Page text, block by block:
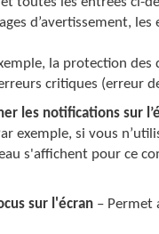
d’avertissement,
la protection
critiques (erreur
les notifications sur
exemple, si vous
s'affichent pour ce
sur l'écran – Permet